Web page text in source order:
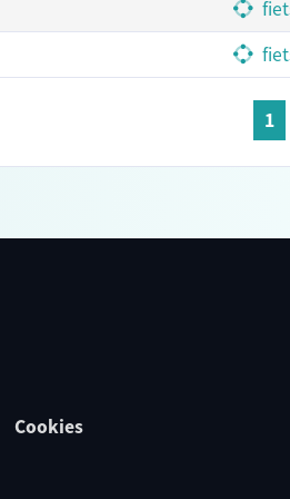
1
Cookies